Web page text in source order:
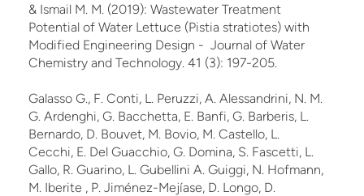
& Ismail M. M. (2019): Wastewater Treatment
Potential of Water Lettuce (Pistia stratiotes) with
Modified Engineering Design - Journal of Water
Chemistry and Technology. 41 (3): 197-205.
Galasso G., F. Conti, L. Peruzzi, A. Alessandrini, N. M.
G. Ardenghi, G. Bacchetta, E. Banfi, G. Barberis, L.
Bernardo, D. Bouvet, M. Bovio, M. Castello, L.
Cecchi, E. Del Guacchio, G. Domina, S. Fascetti, L.
Gallo, R. Guarino, L. Gubellini A. Guiggi, N. Hofmann,
M. Iberite , P. Jiménez-Mejíase, D. Longo, D.